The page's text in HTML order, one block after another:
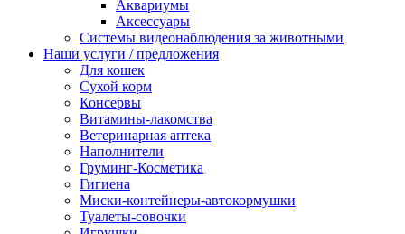
Аквариумы
Аксессуары
Cистемы видеонаблюдения за животными
Наши услуги / предложения
Для кошек
Сухой корм
Консервы
Витамины-лакомства
Ветеринарная аптека
Наполнители
Груминг-Косметика
Гигиена
Миски-контейнеры-автокормушки
Туалеты-совочки